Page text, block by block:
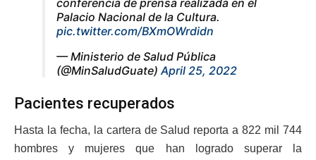
conferencia de prensa realizada en el
Palacio Nacional de la Cultura.
pic.twitter.com/BXmOWrdidn
— Ministerio de Salud Pública
(@MinSaludGuate)April 25, 2022
Pacientes recuperados
Hasta la fecha, la cartera de Salud reporta a 822 mil 744
hombres y mujeres que han logrado superar la